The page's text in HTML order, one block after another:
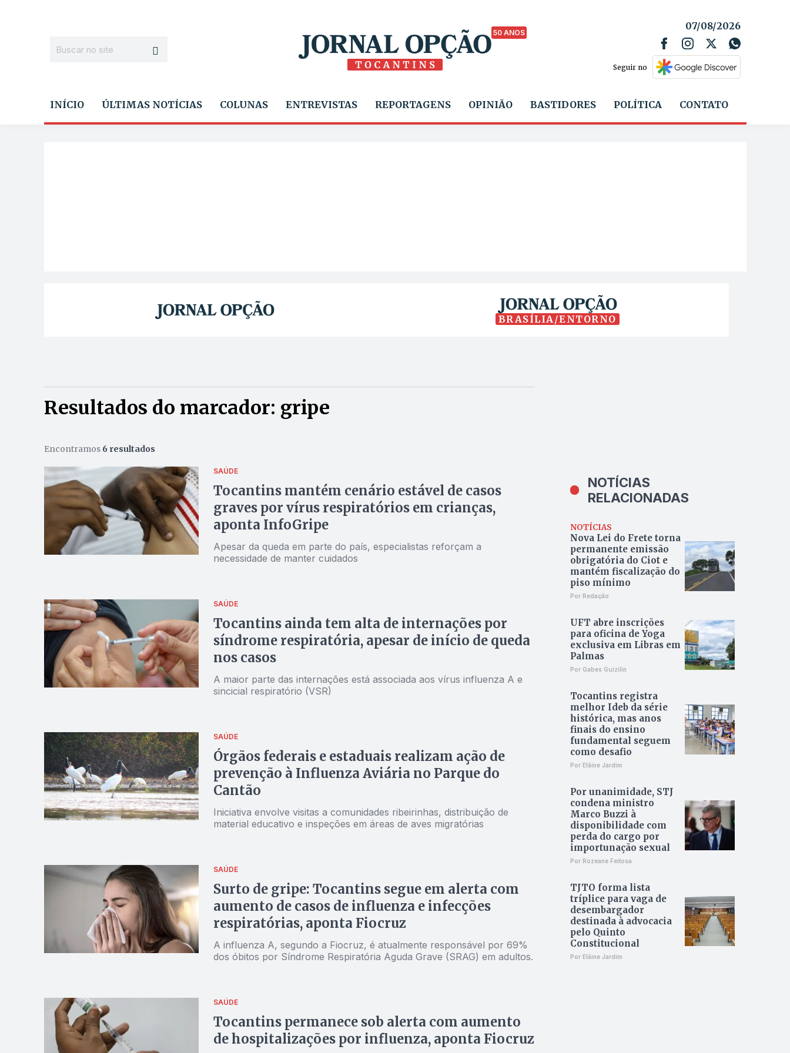
50 ANOS
07/08/2026
Seguir no
INÍCIO ÚLTIMAS NOTÍCIAS COLUNAS ENTREVISTAS REPORTAGENS OPINIÃO BASTIDORES POLÍTICA CONTATO
BRASÍLIA/ENTORNO
Resultados do marcador: gripe
Encontramos 6 resultados
SAÚDE
Tocantins mantém cenário estável de casos
graves por vírus respiratórios em crianças,
aponta InfoGripe
Apesar da queda em parte do país, especialistas reforçam a
necessidade de manter cuidados
SAÚDE
Tocantins ainda tem alta de internações por
síndrome respiratória, apesar de início de queda
nos casos
A maior parte das internações está associada aos vírus influenza A e
sincicial respiratório (VSR)
SAÚDE
Órgãos federais e estaduais realizam ação de
prevenção à Influenza Aviária no Parque do
Cantão
Iniciativa envolve visitas a comunidades ribeirinhas, distribuição de
material educativo e inspeções em áreas de aves migratórias
SAÚDE
Surto de gripe: Tocantins segue em alerta com
aumento de casos de influenza e infecções
respiratórias, aponta Fiocruz
A influenza A, segundo a Fiocruz, é atualmente responsável por 69%
dos óbitos por Síndrome Respiratória Aguda Grave (SRAG) em adultos.
SAÚDE
Tocantins permanece sob alerta com aumento
de hospitalizações por influenza, aponta Fiocruz
NOTÍCIAS
RELACIONADAS
NOTÍCIAS
Nova Lei do Frete torna
permanente emissão
obrigatória do Ciot e
mantém fiscalização do
piso mínimo
Por Redação
UFT abre inscrições
para oficina de Yoga
exclusiva em Libras em
Palmas
Por Gabes Guizilin
Tocantins registra
melhor Ideb da série
histórica, mas anos
finais do ensino
fundamental seguem
como desafio
Por Elâine Jardim
Por unanimidade, STJ
condena ministro
Marco Buzzi à
disponibilidade com
perda do cargo por
importunação sexual
Por Rozeane Feitosa
TJTO forma lista
tríplice para vaga de
desembargador
destinada à advocacia
pelo Quinto
Constitucional
Por Elâine Jardim